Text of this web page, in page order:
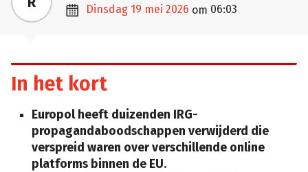
 dinsdag 19 mei 2026 om 06:03
In het kort
Europol heeft duizenden IRG-
propagandaboodschappen verwijderd die
verspreid waren over verschillende online
platforms binnen de EU.